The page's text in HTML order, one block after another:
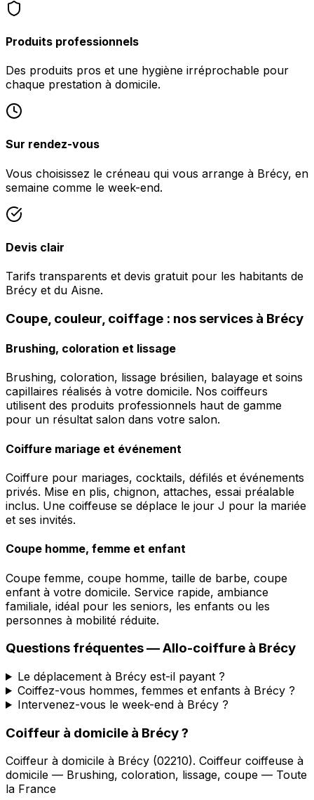
Produits professionnels
Des produits pros et une hygiène irréprochable pour
chaque prestation à domicile.
Sur rendez-vous
Vous choisissez le créneau qui vous arrange à Brécy, en
semaine comme le week-end.
Devis clair
Tarifs transparents et devis gratuit pour les habitants de
Brécy et du Aisne.
Coupe, couleur, coiffage : nos services à Brécy
Brushing, coloration et lissage
Brushing, coloration, lissage brésilien, balayage et soins
capillaires réalisés à votre domicile. Nos coiffeurs
utilisent des produits professionnels haut de gamme
pour un résultat salon dans votre salon.
Coiffure mariage et événement
Coiffure pour mariages, cocktails, défilés et événements
privés. Mise en plis, chignon, attaches, essai préalable
inclus. Une coiffeuse se déplace le jour J pour la mariée
et ses invités.
Coupe homme, femme et enfant
Coupe femme, coupe homme, taille de barbe, coupe
enfant à votre domicile. Service rapide, ambiance
familiale, idéal pour les seniors, les enfants ou les
personnes à mobilité réduite.
Questions fréquentes —Allo-coiffure à Brécy
Le déplacement à Brécy est-il payant ?
Coiffez-vous hommes, femmes et enfants à Brécy ?
Intervenez-vous le week-end à Brécy ?
Coiffeur à domicile à Brécy?
Coiffeur à domicile à Brécy (02210). Coiffeur coiffeuse à
domicile — Brushing, coloration, lissage, coupe — Toute
la France